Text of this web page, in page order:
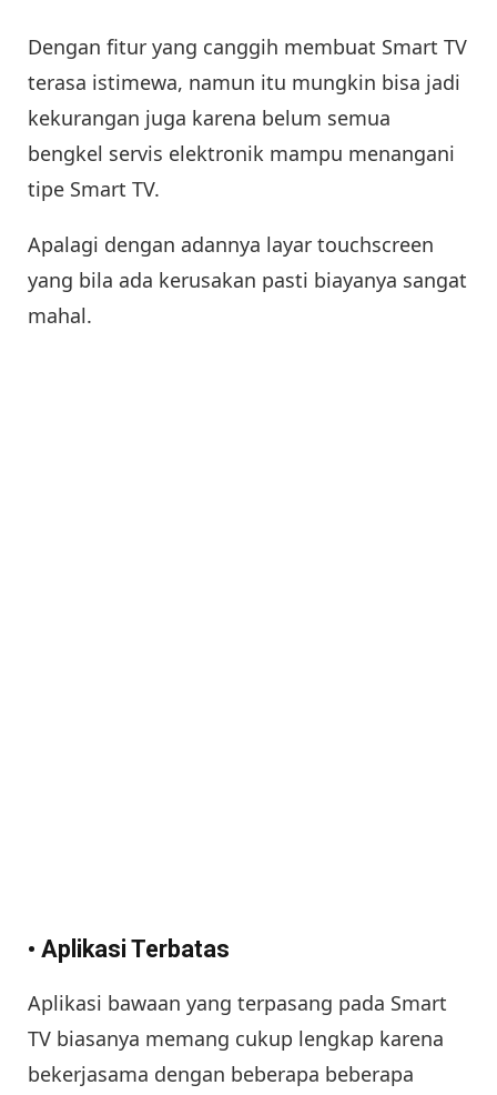
Dengan fitur yang canggih membuat Smart TV
terasa istimewa, namun itu mungkin bisa jadi
kekurangan juga karena belum semua
bengkel servis elektronik mampu menangani
tipe Smart TV.
Apalagi dengan adannya layar touchscreen
yang bila ada kerusakan pasti biayanya sangat
mahal.
• Aplikasi Terbatas
Aplikasi bawaan yang terpasang pada Smart
TV biasanya memang cukup lengkap karena
bekerjasama dengan beberapa beberapa